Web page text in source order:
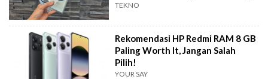
TEKNO
Rekomendasi HP Redmi RAM 8 GB
Paling Worth It, Jangan Salah
Pilih!
YOUR SAY